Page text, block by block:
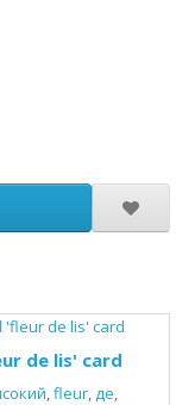
de lis' card
,fleur,де,